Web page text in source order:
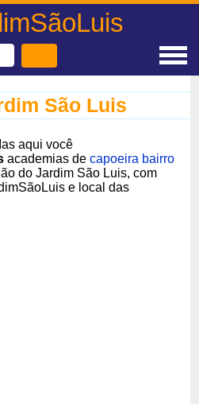
São Luis
aqui você
academias decapoeira bairro
do Jardim São Luis, com
e local das